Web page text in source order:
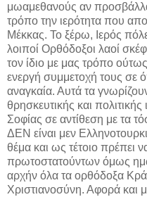
μωαμεθανούς αν
τρόπο την ιερότητα που
Μέκκας. Το ξέρω, Ιερός
λοιποί Ορθόδοξοι λαοί
τον ίδιο με μας τρόπο
ενεργή συμμετοχή τους σε
αναγκαία. Αυτά τα
θρησκευτικής και
Σοφίας σε αντίθεση με τα
ΔΕΝ είναι μεν
θέμα και ως τέτοιο πρέπει
πρωτοστατούντων όμως
αρχήν όλα τα ορθόδοξα
Χριστιανοσύνη. Αφορά και